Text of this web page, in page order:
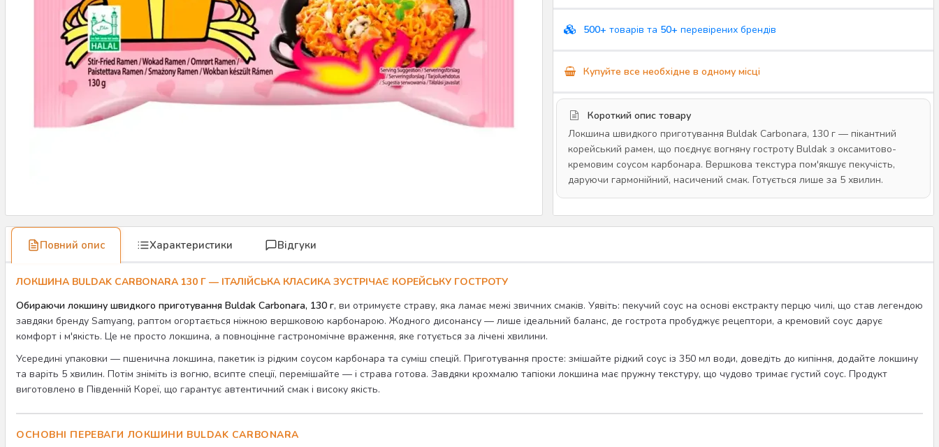
500+ товарів та 50+ перевірених брендів
Купуйте все необхідне в одному місці
Короткий опис товару
Локшина швидкого приготування Buldak Carbonara, 130 г — пікантний
корейський рамен, що поєднує вогняну гостроту Buldak з оксамитово-
кремовим соусом карбонара. Вершкова текстура пом'якшує пекучість,
даруючи гармонійний, насичений смак. Готується лише за 5 хвилин.
Повний опис Характеристики Відгуки
ЛОКШИНА BULDAK CARBONARA 130 Г — ІТАЛІЙСЬКА КЛАСИКА ЗУСТРІЧАЄ КОРЕЙСЬКУ ГОСТРОТУ
Обираючи локшину швидкого приготування Buldak Carbonara, 130 г, ви отримуєте страву, яка ламає межі звичних смаків. Уявіть: пекучий соус на основі екстракту перцю чилі, що став легендою
завдяки бренду Samyang, раптом огортається ніжною вершковою карбонарою. Жодного дисонансу — лише ідеальний баланс, де гострота пробуджує рецептори, а кремовий соус дарує
комфорт і м'якість. Це не просто локшина, а повноцінне гастрономічне враження, яке готується за лічені хвилини.
Усередині упаковки — пшенична локшина, пакетик із рідким соусом карбонара та суміш спецій. Приготування просте: змішайте рідкий соус із 350 мл води, доведіть до кипіння, додайте локшину
та варіть 5 хвилин. Потім зніміть із вогню, всипте спеції, перемішайте — і страва готова. Завдяки крохмалю тапіоки локшина має пружну текстуру, що чудово тримає густий соус. Продукт
виготовлено в Південній Кореї, що гарантує автентичний смак і високу якість.
ОСНОВНІ ПЕРЕВАГИ ЛОКШИНИ BULDAK CARBONARA